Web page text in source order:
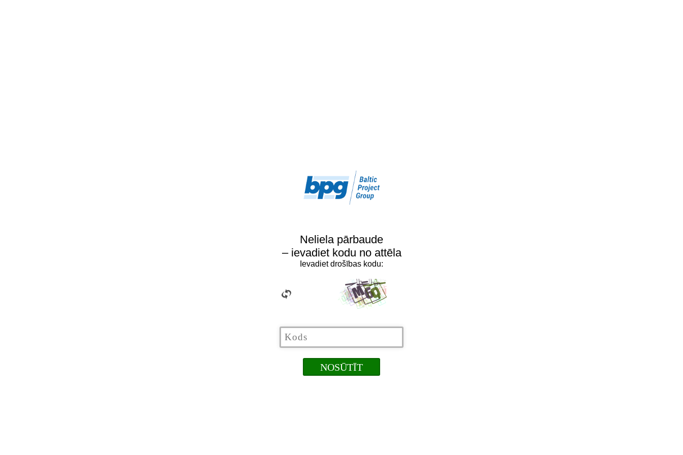
Neliela pārbaude
– ievadiet kodu no attēla
Ievadiet drošības kodu: